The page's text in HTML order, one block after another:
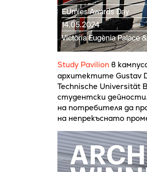
Study Pavilionв
архитектите Gustav
Technische Universität
студентски
на потребителя да
на непрекъснато